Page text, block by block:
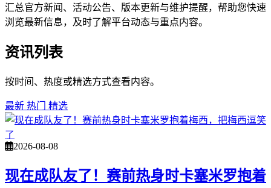
汇总官方新闻、活动公告、版本更新与维护提醒，帮助您快速
浏览最新信息，及时了解平台动态与重点内容。
资讯列表
按时间、热度或精选方式查看内容。
最新 热门 精选
2026-08-08
现在成队友了！赛前热身时卡塞米罗抱着